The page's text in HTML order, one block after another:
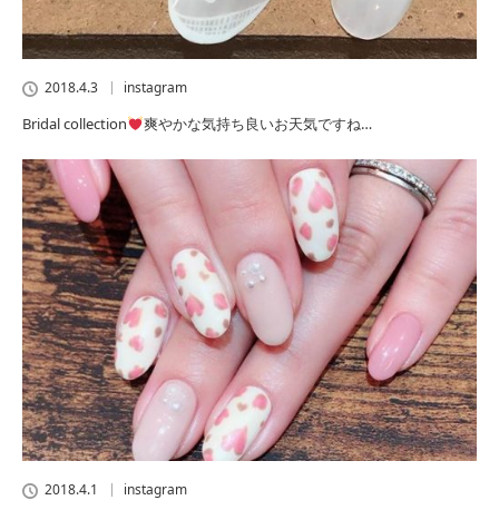
2018.4.3 instagram
Bridal collection 爽やかな気持ち良いお天気ですね…
2018.4.1 instagram